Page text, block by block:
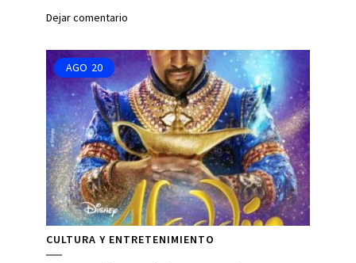
Dejar comentario
AGO 20
CULTURA Y ENTRETENIMIENTO